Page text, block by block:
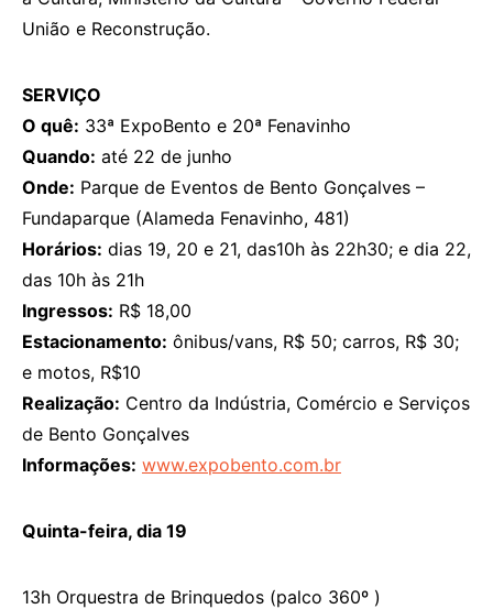
União e Reconstrução.
SERVIÇO
O quê: 33ª ExpoBento e 20ª Fenavinho
Quando: até 22 de junho
Onde: Parque de Eventos de Bento Gonçalves –
Fundaparque (Alameda Fenavinho, 481)
Horários: dias 19, 20 e 21, das10h às 22h30; e dia 22,
das 10h às 21h
Ingressos: R$ 18,00
Estacionamento: ônibus/vans, R$ 50; carros, R$ 30;
e motos, R$10
Realização: Centro da Indústria, Comércio e Serviços
de Bento Gonçalves
Informações: www.expobento.com.br
Quinta-feira, dia 19
13h Orquestra de Brinquedos (palco 360º )